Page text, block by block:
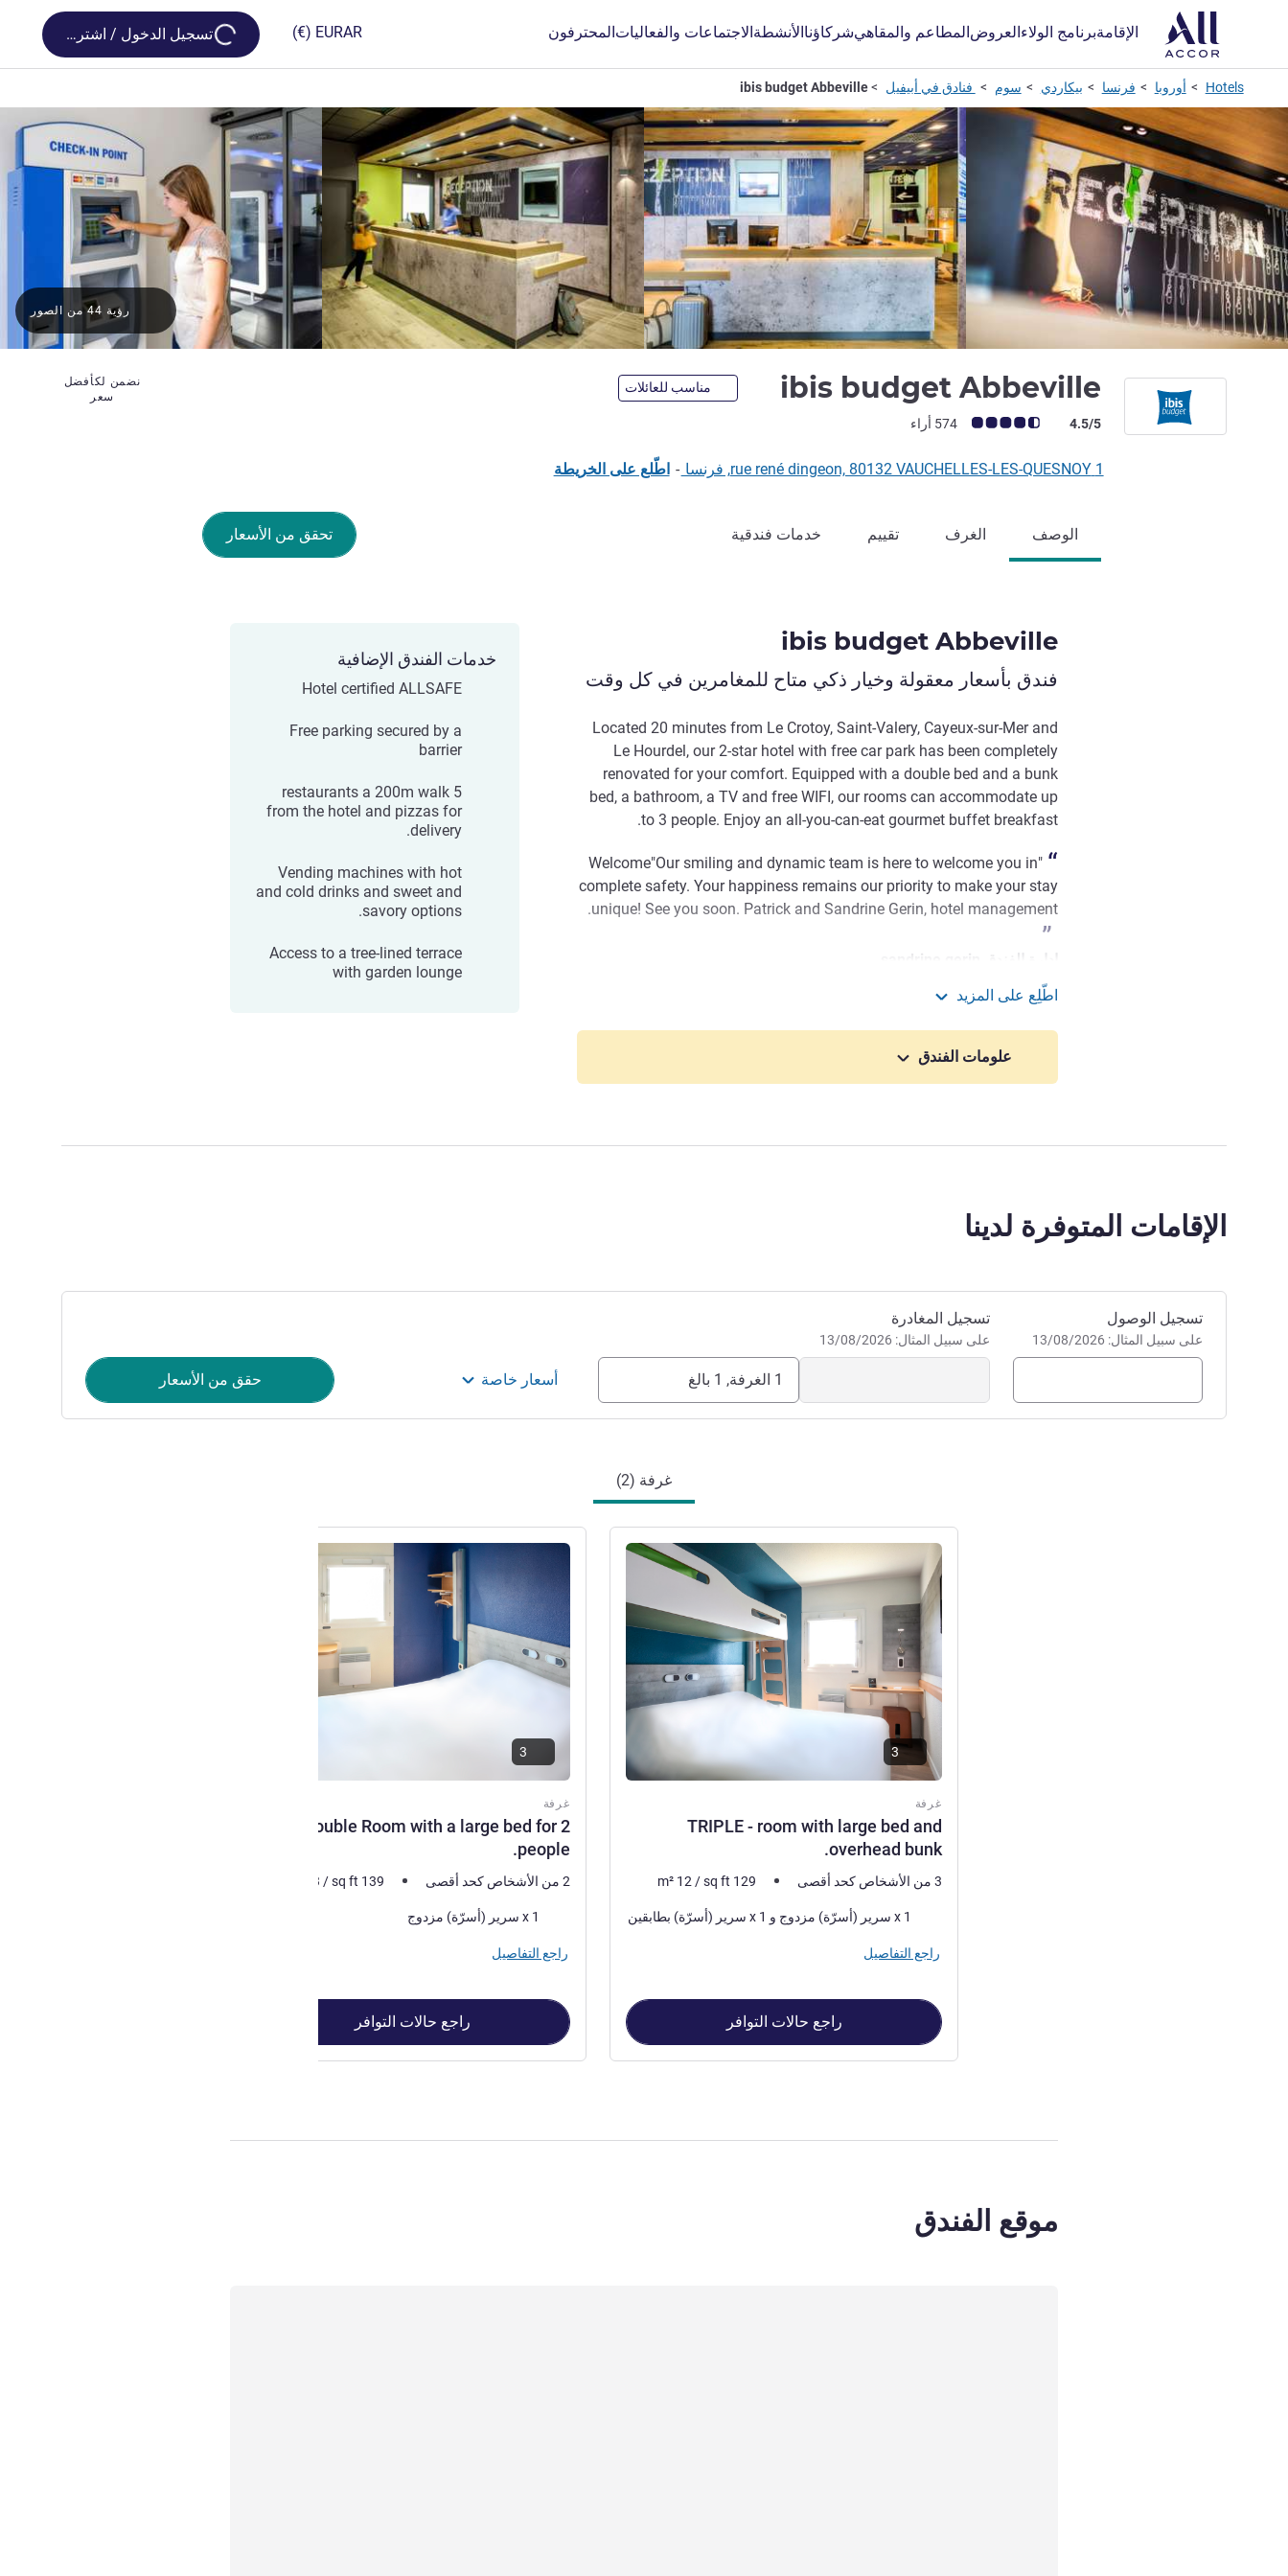
الإقامةبرنامج الولاءالعروضالمطاعم والمقاهيشركاؤناالأنشطةالاجتماعات والفعالياتالمحترفون AR
EUR
(€)
Loading...
تسجيل الدخول / اشترك
Hotels أوروبا فرنسا بيكاردي سوم فنادق في أبيفيل ibis budget Abbeville
ibis budget Abbeville مناسب للعائلات
ملاحظة أراء العملاء (رأي ALL)
4.5/5 574 أراء
نضمن لكأفضل
سعر
رؤية 44 من الصور
1 rue rené dingeon, 80132 VAUCHELLES-LES-QUESNOY, فرنسا - اطّلع على الخريطة
تحقق من الأسعار الوصف الغرف تقييم خدمات فندقية
ibis budget Abbeville
فندق بأسعار معقولة وخيار ذكي متاح للمغامرين في كل وقت
Located 20 minutes from Le Crotoy, Saint-Valery, Cayeux-sur-Mer and
Le Hourdel, our 2-star hotel with free car park has been completely
renovated for your comfort. Equipped with a double bed and a bunk
bed, a bathroom, a TV and free WIFI, our rooms can accommodate up
to 3 people. Enjoy an all-you-can-eat gourmet buffet breakfast.
"Welcome"Our smiling and dynamic team is here to welcome you in
complete safety. Your happiness remains our priority to make your stay
unique! See you soon. Patrick and Sandrine Gerin, hotel management.
إدارة الفندق sandrine gerin
اطّلِع على المزيد
علومات الفندق
خدمات الفندق الإضافية
Hotel certified ALLSAFE
Free parking secured by a
barrier
5 restaurants a 200m walk
from the hotel and pizzas for
delivery.
Vending machines with hot
and cold drinks and sweet and
savory options.
Access to a tree-lined terrace
with garden lounge
الإقامات المتوفرة لدينا
احجز في هذا الفندق
تسجيل الوصول
على سبيل المثال: 13/08/2026
تسجيل المغادرة
على سبيل المثال: 13/08/2026
1 الغرفة, 1 بالغ أسعار خاصة حقق من الأسعار
غرفة (2)
غرفة
TRIPLE - room with large bed and
overhead bunk.
راجع التفاصيل
3
3 من الأشخاص كحد أقصى m² 12 /sq ft 129
فرش السرير
1 x سرير (أسرّة) مزدوج و 1 x سرير (أسرّة) بطابقين
راجع التفاصيل
راجع حالات التوافر
غرفة
Double Room with a large bed for 2
people.
راجع التفاصيل
2 من الأشخاص كحد أقصى 13 /sq ft 139
فرش السرير
1 x سرير (أسرّة) مزدوج
راجع التفاصيل
راجع حالات التوافر
موقع الفندق